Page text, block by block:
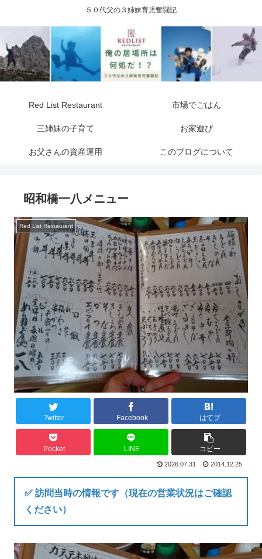
５０代父の３姉妹育児奮闘記
Red List Restaurant 市場でごはん
三姉妹の子育て お家遊び
お父さんの資産運用 このブログについて
昭和橋一八メニュー
Red List Restaurant
Twitter Facebook はてブ
Pocket LINE コピー
2026.07.31 2014.12.25
✅ 訪問当時の情報です（現在の営業状況はご確認
ください）